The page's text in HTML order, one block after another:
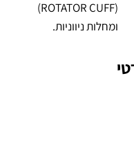
(ROTATOR CUFF)
ומחלות ניווניות.